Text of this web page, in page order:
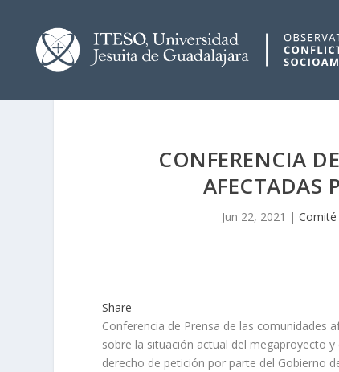
CONFERENCIA
AFECTADAS
Jun 22, 2021 | Comité
Share
Conferencia de Prensa de las comunidades
sobre la situación actual del megaproyecto
derecho de petición por parte del Gobierno